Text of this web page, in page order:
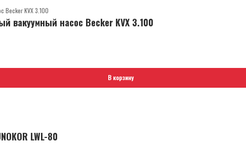
вакуумный насос Becker KVX 3.100
В корзину
LWL-80